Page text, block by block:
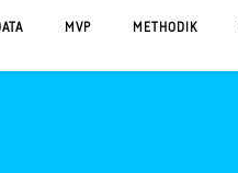
MVP METHODIK